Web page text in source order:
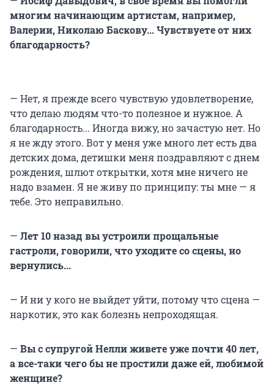
многим начинающим артистам, например,
Валерии, Николаю Баскову... Чувствуете от них
благодарность?
— Нет, я прежде всего чувствую удовлетворение,
что делаю людям что-то полезное и нужное. А
благодарность... Иногда вижу, но зачастую нет. Но
я не жду этого. Вот у меня уже много лет есть два
детских дома, детишки меня поздравляют с днем
рождения, шлют открытки, хотя мне ничего не
надо взамен. Я не живу по принципу: ты мне — я
тебе. Это неправильно.
— Лет 10 назад вы устроили прощальные
гастроли, говорили, что уходите со сцены, но
вернулись...
— И ни у кого не выйдет уйти, потому что сцена —
наркотик, это как болезнь непроходящая.
— Вы с супругой Нелли живете уже почти 40 лет,
а все-таки чего бы не простили даже ей, любимой
женщине?